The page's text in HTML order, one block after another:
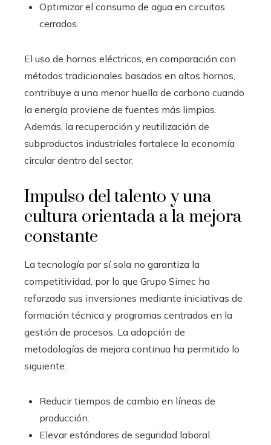
Optimizar el consumo de agua en circuitos
cerrados.
El uso de hornos eléctricos, en comparación con
métodos tradicionales basados en altos hornos,
contribuye a una menor huella de carbono cuando
la energía proviene de fuentes más limpias.
Además, la recuperación y reutilización de
subproductos industriales fortalece la economía
circular dentro del sector.
Impulso del talento y una
cultura orientada a la mejora
constante
La tecnología por sí sola no garantiza la
competitividad, por lo que Grupo Simec ha
reforzado sus inversiones mediante iniciativas de
formación técnica y programas centrados en la
gestión de procesos. La adopción de
metodologías de mejora continua ha permitido lo
siguiente:
Reducir tiempos de cambio en líneas de
producción.
Elevar estándares de seguridad laboral.